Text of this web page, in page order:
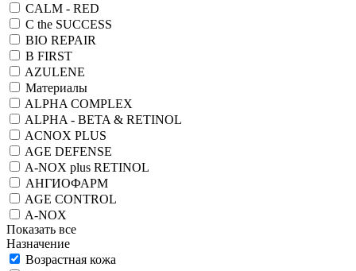
CALM - RED
C the SUCCESS
BIO REPAIR
B FIRST
AZULENE
Материалы
ALPHA COMPLEX
ALPHA - BETA & RETINOL
ACNOX PLUS
AGE DEFENSE
A-NOX plus RETINOL
АНГИОФАРМ
AGE CONTROL
A-NOX
Показать все
Назначение
Возрастная кожа